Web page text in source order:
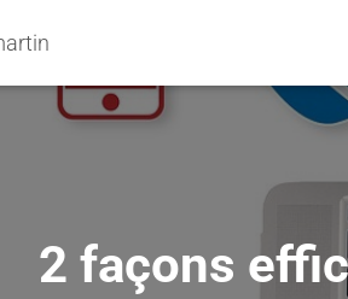
2 façons